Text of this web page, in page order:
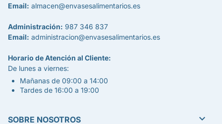
Email: almacen@envasesalimentarios.es
Administración: 987 346 837
Email: administracion@envasesalimentarios.es
Horario de Atención al Cliente:
De lunes a viernes:
Mañanas de 09:00 a 14:00
Tardes de 16:00 a 19:00
SOBRE NOSOTROS 